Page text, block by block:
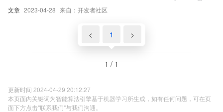
文章 2023-04-28 来自：开发者社区
< 1 >
1 / 1
更新时间 2024-04-29 20:12:27
本页面内关键词为智能算法引擎基于机器学习所生成，如有任何问题，可在页
面下方点击"联系我们"与我们沟通。